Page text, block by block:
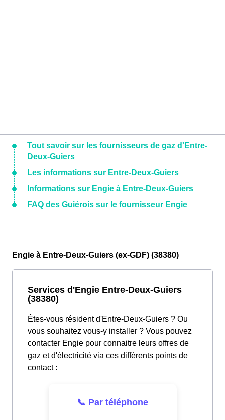
Tout savoir sur les fournisseurs de gaz d'Entre-
Deux-Guiers
Les informations sur Entre-Deux-Guiers
Informations sur Engie à Entre-Deux-Guiers
FAQ des Guiérois sur le fournisseur Engie
Engie à Entre-Deux-Guiers (ex-GDF) (38380)
Services d'Engie Entre-Deux-Guiers
(38380)
Êtes-vous résident d'Entre-Deux-Guiers ? Ou
vous souhaitez vous-y installer ? Vous pouvez
contacter Engie pour connaitre leurs offres de
gaz et d'électricité via ces différents points de
contact :
📞 Par téléphone